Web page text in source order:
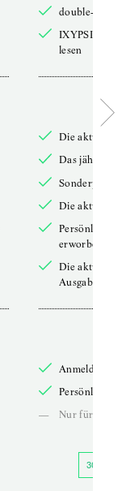
double-
lesen
Die aktuelle
Das jährliche
Die aktuelle
Persönliches
erworbenen
Die aktuelle
Ausgabe
Anmelden
Persönliche
—
Nur für
30 TAGE